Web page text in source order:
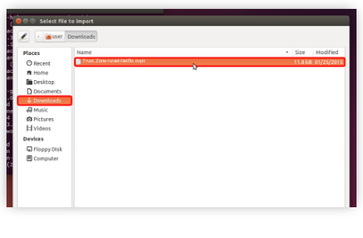
Trust.Zone-Israel-Netflix.ovpn